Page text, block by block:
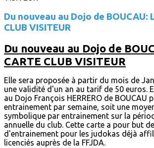
Du nouveau au Dojo de BOUCAU:
CLUB VISITEUR
Du nouveau au Dojo de
CARTE CLUB VISITEUR
Elle sera proposée à partir du mois de
une validité d'un an au tarif de 50 euros.
au Dojo François HERRERO de BOUCAU
entrainement par semaine, soit une
symbolique par entrainement sur la
annuelle du club. Cette carte a pour but
d'entrainement pour les judokas déjà
licenciés auprès de la FFJDA.